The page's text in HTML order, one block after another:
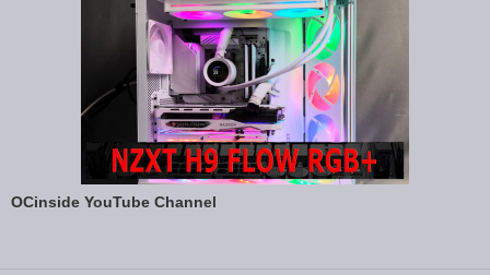
OCinside YouTube Channel